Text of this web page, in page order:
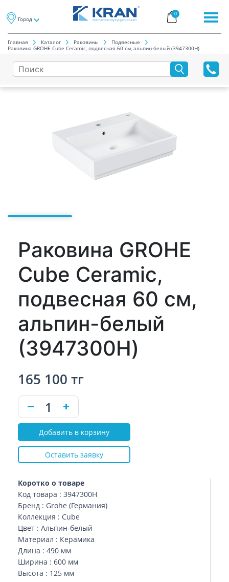
Город
0
Главная Каталог Раковины
Подвесные
Раковина GROHE Cube Ceramic, подвесная 60 см, альпин-белый (3947300H)
Раковина GROHE
Cube Ceramic,
подвесная 60 см,
альпин-белый
(3947300H)
Коротко о товаре
Код товара : 3947300H
Бренд : Grohe (Германия)
Коллекция : Cube
Цвет : Альпин-белый
Материал : Керамика
Длина : 490 мм
Ширина : 600 мм
Высота : 125 мм
165 100 тг
Добавить в корзину
Оставить заявку